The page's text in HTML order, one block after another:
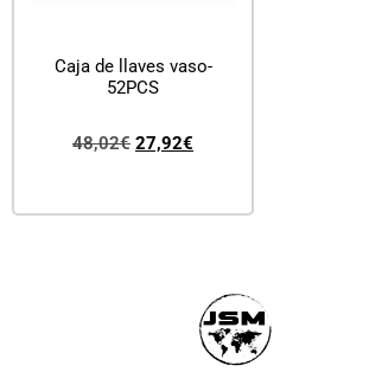
Caja de llaves vaso-
52PCS
48,02€ 27,92€